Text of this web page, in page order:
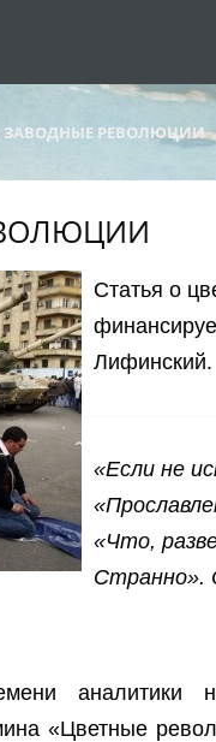
ЗАВОДНЫЕ РЕВОЛЮЦИИ
Статья о
Лифинский.
«Если не
«Что,
Странно».
«Цветные